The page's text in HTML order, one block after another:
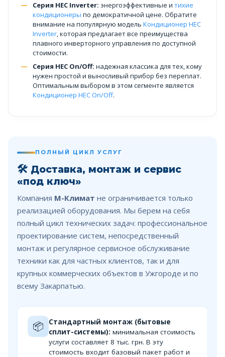
Серия HEC Inverter: энергоэффективные и тихие
кондиционеры по демократичной цене. Обратите
внимание на популярную модель Кондиционер HEC
Inverter, которая предлагает все преимущества
плавного инверторного управления по доступной
стоимости.
Серия HEC On/Off: надежная классика для тех, кому
нужен простой и выносливый прибор без переплат.
Оптимальным выбором в этом сегменте является
Кондиционер HEC On/Off.
ПОЛНЫЙ ЦИКЛ УСЛУГ
🛠️ Доставка, монтаж и сервис
«под ключ»
Компания М-Климат не ограничивается только
реализацией оборудования. Мы берем на себя
полный цикл технических задач: профессиональное
проектирование систем, непосредственный
монтаж и регулярное сервисное обслуживание
техники как для частных клиентов, так и для
крупных коммерческих объектов в Ужгороде и по
всему Закарпатью.
📦
Стандартный монтаж (бытовые
сплит-системы): минимальная стоимость
услуги составляет 8 тыс. грн. В эту
стоимость входит базовый пакет работ и